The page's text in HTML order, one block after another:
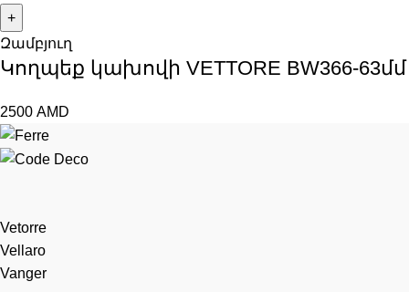
Զամբյուղ
Կողպեք կախովի VЕTTORE BW366-63մմ
2500 AMD
Vetorre
Vellaro
Vanger